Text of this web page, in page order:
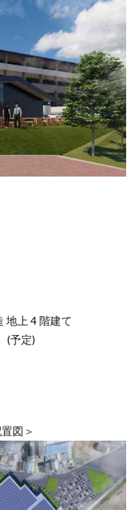
地上 4 階建て
(予定)
図＞